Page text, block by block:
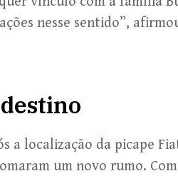
nesse sentido”,
a localização da picape
um novo rumo.